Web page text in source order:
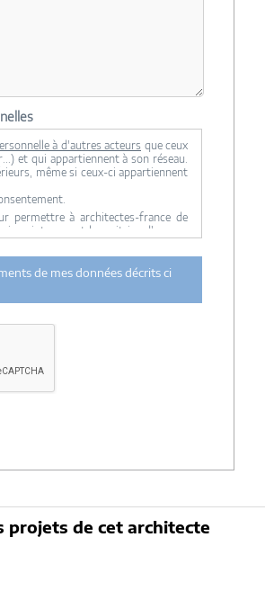
à d'autres acteurs que ceux
et qui appartiennent à son réseau.
même si ceux-ci appartiennent
permettre à architectes-france de
internes et la maitrise d'oeuvre
france.com et les architectes de
partir des derniers contacts effectifs
maitrise d'oeuvre en rapport avec
droit d'accès aux données vous
du Mirail - parc du Mirail - 33370
de mes données décrits ci
projets de cet architecte